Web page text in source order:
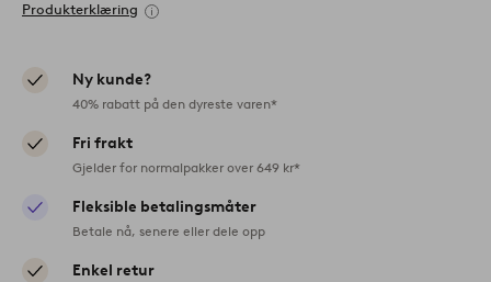
Produkterklæring
Ny kunde?
40% rabatt på den dyreste varen*
Fri frakt
Gjelder for normalpakker over 649 kr*
Fleksible betalingsmåter
Betale nå, senere eller dele opp
Enkel retur